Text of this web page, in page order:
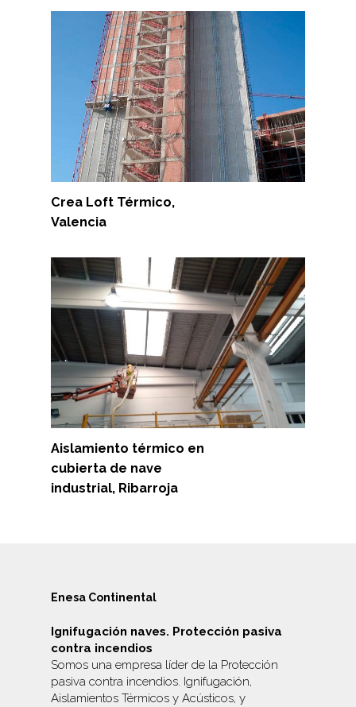
Crea Loft Térmico,
Valencia
Aislamiento térmico en
cubierta de nave
industrial, Ribarroja
Enesa Continental
Ignifugación naves. Protección pasiva
contra incendios
Somos una empresa líder de la Protección
pasiva contra incendios. Ignifugación,
Aislamientos Térmicos y Acústicos, y